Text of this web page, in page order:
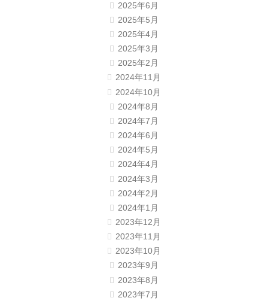
2025年6月
2025年5月
2025年4月
2025年3月
2025年2月
2024年11月
2024年10月
2024年8月
2024年7月
2024年6月
2024年5月
2024年4月
2024年3月
2024年2月
2024年1月
2023年12月
2023年11月
2023年10月
2023年9月
2023年8月
2023年7月